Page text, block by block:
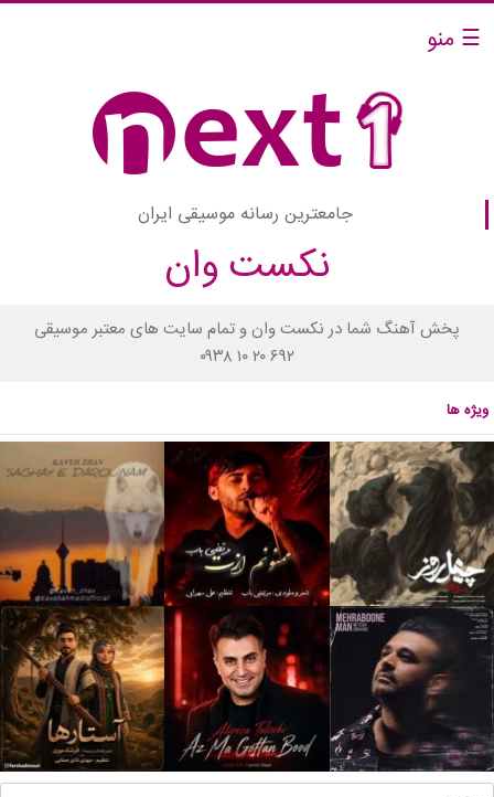
☰ منو
جامعترین رسانه موسیقی ایران
نکست وان
پخش آهنگ شما در نکست وان و تمام سایت های معتبر موسیقی
۰۹۳۸ ۱۰ ۲۰ ۶۹۲
ویژه ها